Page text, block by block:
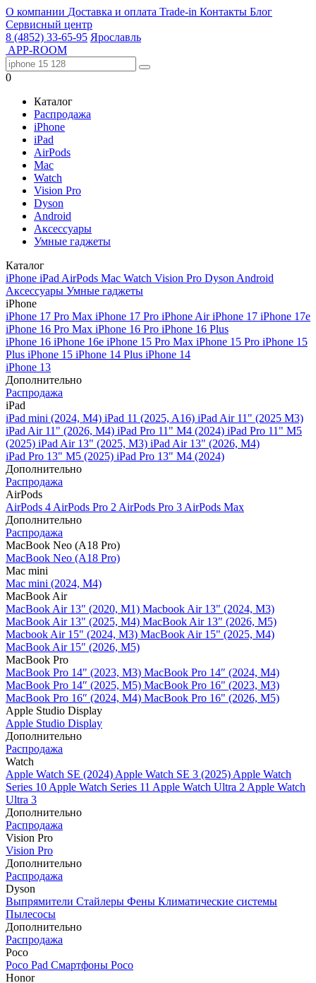
О компании Доставка и оплата Trade-in Контакты Блог
Сервисный центр
8 (4852) 33-65-95 Ярославль
APP-ROOM
0
Каталог
Распродажа
iPhone
iPad
AirPods
Mac
Watch
Vision Pro
Dyson
Android
Аксессуары
Умные гаджеты
Каталог
iPhone iPad AirPods Mac Watch Vision Pro Dyson Android
Аксессуары Умные гаджеты
iPhone
iPhone 17 Pro Max iPhone 17 Pro iPhone AiriPhone 17 iPhone 17e
iPhone 16 Pro Max iPhone 16 Pro iPhone 16 Plus
iPhone 16 iPhone 16e iPhone 15 Pro Max iPhone 15 Pro iPhone 15
Plus iPhone 15 iPhone 14 Plus iPhone 14
iPhone 13
Дополнительно
Распродажа
iPad
iPad mini (2024, M4) iPad 11 (2025, A16) iPad Air 11" (2025 M3)
iPad Air 11" (2026, M4) iPad Pro 11" M4 (2024) iPad Pro 11" M5
(2025) iPad Air 13" (2025, M3) iPad Air 13" (2026, M4)
iPad Pro 13" M5 (2025) iPad Pro 13" M4 (2024)
Дополнительно
Распродажа
AirPods
AirPods 4 AirPods Pro 2 AirPods Pro 3 AirPods Max
Дополнительно
Распродажа
MacBook Neo (A18 Pro)
MacBook Neo (A18 Pro)
Mac mini
Mac mini (2024, M4)
MacBook Air
MacBook Air 13" (2020, M1) Macbook Air 13" (2024, M3)
MacBook Air 13" (2025, M4) MacBook Air 13″ (2026, M5)
Macbook Air 15" (2024, M3) MacBook Air 15" (2025, M4)
MacBook Air 15″ (2026, M5)
MacBook Pro
MacBook Pro 14" (2023, M3) MacBook Pro 14″ (2024, M4)
MacBook Pro 14″ (2025, M5) MacBook Pro 16" (2023, M3)
MacBook Pro 16″ (2024, M4) MacBook Pro 16" (2026, M5)
Apple Studio Display
Apple Studio Display
Дополнительно
Распродажа
Watch
Apple Watch SE (2024) Apple Watch SE 3 (2025) Apple Watch
Series 10 Apple Watch Series 11 Apple Watch Ultra 2 Apple Watch
Ultra 3
Дополнительно
Распродажа
Vision Pro
Vision Pro
Дополнительно
Распродажа
Dyson
Выпрямители Стайлеры Фены Климатические системы
Пылесосы
Дополнительно
Распродажа
Poco
Poco Pad Смартфоны Poco
Honor